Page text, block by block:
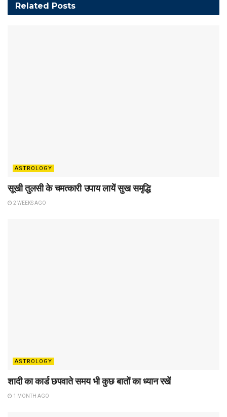
Related Posts
ASTROLOGY
सूखी तुलसी के चमत्कारी उपाय लायें सुख समृद्धि
2 WEEKS AGO
ASTROLOGY
शादी का कार्ड छपवाते समय भी कुछ बातों का ध्यान रखें
1 MONTH AGO